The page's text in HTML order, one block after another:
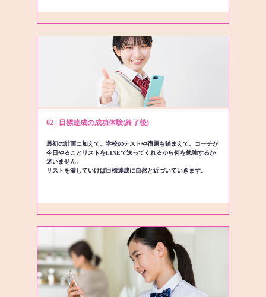
02 | 目標達成の成功体験(終了後)
最初の計画に加えて、学校のテストや宿題も踏まえて、コーチが
今日やることリストをLINEで送ってくれるから何を勉強するか
迷いません。
リストを潰していけば目標達成に自然と近づいていきます。